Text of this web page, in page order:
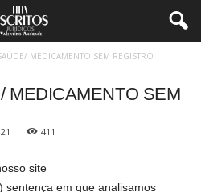
MEDICAMENTO SEM REGISTRO
MEDICAMENTO SEM
411
site
sentença em que analisamos